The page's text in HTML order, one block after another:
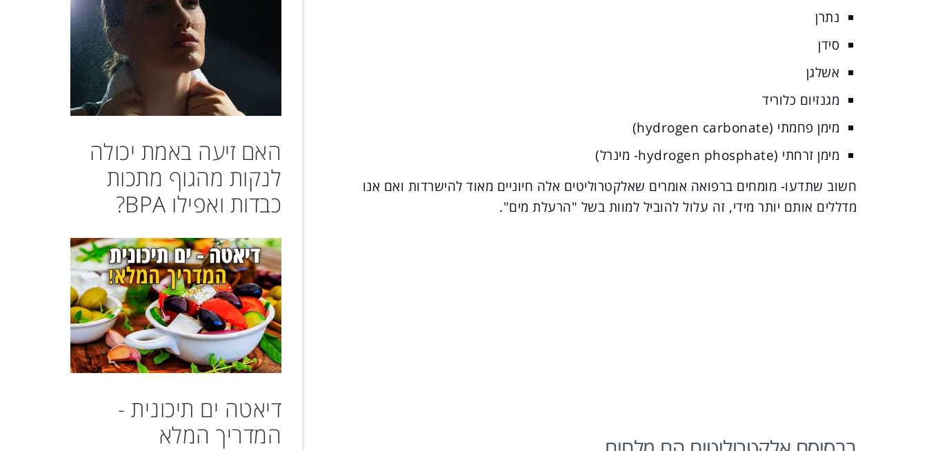
נתרן
סידן
אשלגן
מגנזיום כלוריד
מימן פחמתי (hydrogen carbonate)
מימן זרחתי (hydrogen phosphate- מינרל)
חשוב שתדעו- מומחים ברפואה אומרים שאלקטרוליטים אלה חיוניים מאוד להישרדות ואם אנו
מדללים אותם יותר מידי, זה עלול להוביל למוות בשל "הרעלת מים".
האם זיעה באמת יכולה
לנקות מהגוף מתכות
כבדות ואפילו BPA?
דיאטה ים תיכונית -
המדריך המלא